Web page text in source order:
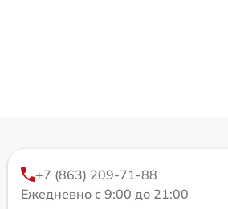
+7 (863) 209-71-88
Ежедневно с 9:00 до 21:00